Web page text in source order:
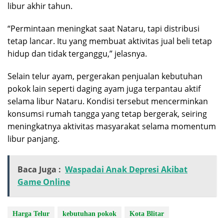
libur akhir tahun.
“Permintaan meningkat saat Nataru, tapi distribusi
tetap lancar. Itu yang membuat aktivitas jual beli tetap
hidup dan tidak terganggu,” jelasnya.
Selain telur ayam, pergerakan penjualan kebutuhan
pokok lain seperti daging ayam juga terpantau aktif
selama libur Nataru. Kondisi tersebut mencerminkan
konsumsi rumah tangga yang tetap bergerak, seiring
meningkatnya aktivitas masyarakat selama momentum
libur panjang.
Baca Juga : Waspadai Anak Depresi Akibat
Game Online
Harga Telur kebutuhan pokok Kota Blitar